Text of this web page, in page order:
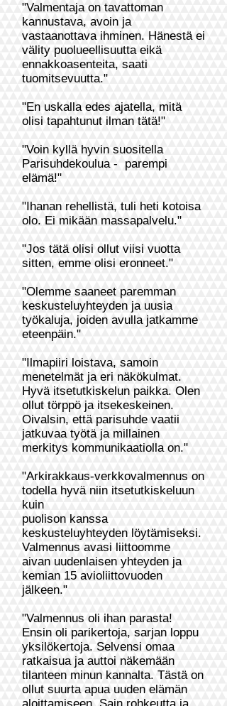
"Valmentaja on tavattoman
kannustava, avoin ja
vastaanottava ihminen. Hänestä ei
välity puolueellisuutta eikä
ennakkoasenteita, saati
tuomitsevuutta."
"En uskalla edes ajatella, mitä
olisi tapahtunut ilman tätä!"
"Voin kyllä hyvin suositella
Parisuhdekoulua - parempi
elämä!"
"Ihanan rehellistä, tuli heti kotoisa
olo. Ei mikään massapalvelu."
"Jos tätä olisi ollut viisi vuotta
sitten, emme olisi eronneet."
"Olemme saaneet paremman
keskusteluyhteyden ja uusia
työkaluja, joiden avulla jatkamme
eteenpäin."
"Ilmapiiri loistava, samoin
menetelmät ja eri näkökulmat.
Hyvä itsetutkiskelun paikka. Olen
ollut törppö ja itsekeskeinen.
Oivalsin, että parisuhde vaatii
jatkuvaa työtä ja millainen
merkitys kommunikaatiolla on."
"Arkirakkaus-verkkovalmennus on
todella hyvä niin itsetutkiskeluun
kuin
puolison kanssa
keskusteluyhteyden löytämiseksi.
Valmennus avasi liittoomme
aivan uudenlaisen yhteyden ja
kemian 15 avioliittovuoden
jälkeen."
"Valmennus oli ihan parasta!
Ensin oli parikertoja, sarjan loppu
yksilökertoja. Selvensi omaa
ratkaisua ja auttoi näkemään
tilanteen minun kannalta. Tästä on
ollut suurta apua uuden elämän